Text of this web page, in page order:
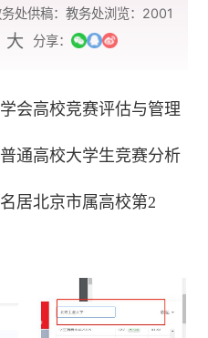
处供稿：教务处浏览： 2001
大 分享：
会高校竞赛评估与管理
通高校大学生竞赛分析
居北京市属高校第2